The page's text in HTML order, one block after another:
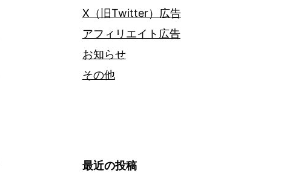
X（旧Twitter）広告
アフィリエイト広告
お知らせ
その他
最近の投稿